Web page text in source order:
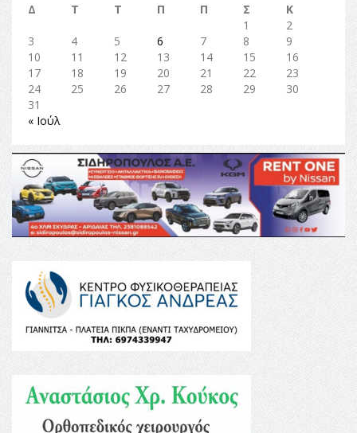
Δ
Τ Τ Π Π Σ
Κ
1
2
3
4 5 6 7 8
9
10
11 12 13 14 15
16
17
18 19 20 21 22
23
24
25 26 27 28 29
30
31
« Ιούλ